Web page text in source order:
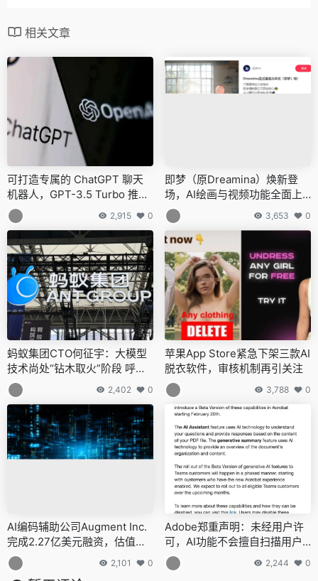
相关文章
可打造专属的 ChatGPT 聊天
机器人，GPT-3.5 Turbo 推出
微调功能
2,915 0
即梦（原Dreamina）焕新登
场，AI绘画与视频功能全面上
线
3,653 0
蚂蚁集团CTO何征宇：大模型
技术尚处“钻木取火”阶段 呼吁
攻克三大挑战
2,402 0
苹果App Store紧急下架三款AI
脱衣软件，审核机制再引关注
3,788 0
AI编码辅助公司Augment Inc.
完成2.27亿美元融资，估值跃
升至9.77亿美元
2,101 0
Adobe郑重声明：未经用户许
可，AI功能不会擅自扫描用户
文档
2,244 0